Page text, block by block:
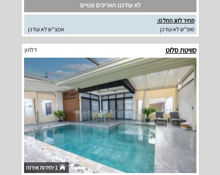
לא עודכנו תאריכים פנויים
מחיר לזוג החל מ:
סופ"ש לא עודכן
אמצ"ש לא עודכן
סוויטת סלוט דלתון
1 יחידות אירוח